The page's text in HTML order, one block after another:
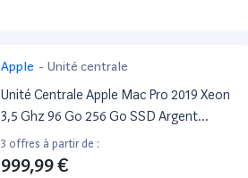
Apple - Unité centrale
Unité Centrale Apple Mac Pro 2019 Xeon
3,5 Ghz 96 Go 256 Go SSD Argent
Reconditionné
3 offres à partir de :
999,99 €